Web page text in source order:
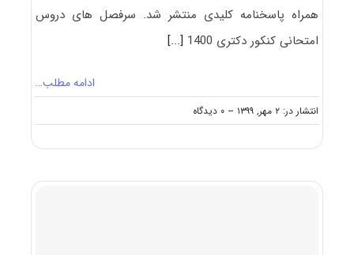
همراه پاسخنامه کلیدی منتشر شد. سرفصل های دروس
امتحانی کنکور دکتری 1400
[...]
ادامه مطلب…
انتشار در: ۲ مهر, ۱۳۹۹ -- ۰ دیدگاه
on
دانلود
۱۴۰۰